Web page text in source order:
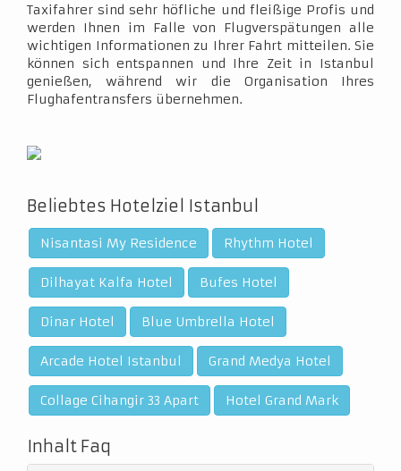
Taxifahrer sind sehr höfliche und fleißige Profis und
werden Ihnen im Falle von Flugverspätungen alle
wichtigen Informationen zu Ihrer Fahrt mitteilen. Sie
können sich entspannen und Ihre Zeit in Istanbul
genießen, während wir die Organisation Ihres
Flughafentransfers übernehmen.
Beliebtes Hotelziel Istanbul
Nisantasi My Residence Rhythm Hotel
Dilhayat Kalfa Hotel Bufes Hotel
Dinar Hotel Blue Umbrella Hotel
Arcade Hotel Istanbul Grand Medya Hotel
Collage Cihangir 33 Apart Hotel Grand Mark
Inhalt Faq